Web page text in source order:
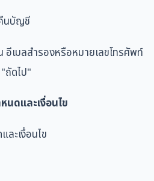
นบัญชี
อีเมลสำรองหรือหมายเลขโทรศัพท์
ถัดไป"
ดและเงื่อนไข
ละเงื่อนไข